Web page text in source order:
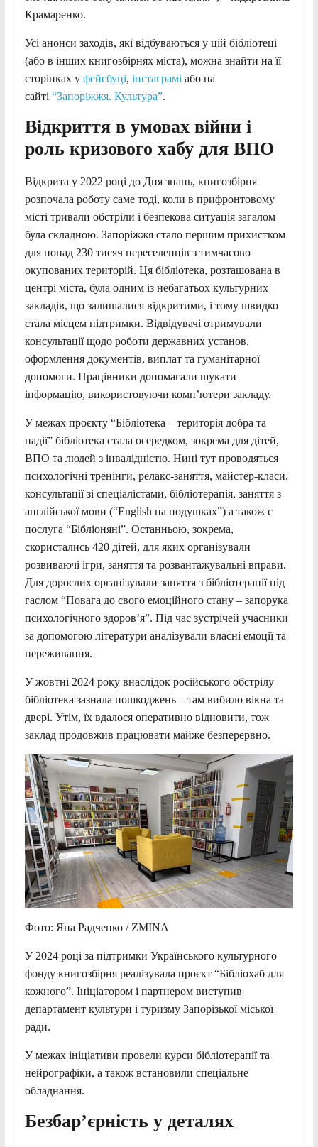
Крамаренко.
Усі анонси заходів, які відбуваються у цій бібліотеці
(або в інших книгозбірнях міста), можна знайти на її
сторінках у фейсбуці, інстаграмі або на
сайті “Запоріжжя. Культура”.
Відкриття в умовах війни і
роль кризового хабу для ВПО
Відкрита у 2022 році до Дня знань, книгозбірня
розпочала роботу саме тоді, коли в прифронтовому
місті тривали обстріли і безпекова ситуація загалом
була складною. Запоріжжя стало першим прихистком
для понад 230 тисяч переселенців з тимчасово
окупованих територій. Ця бібліотека, розташована в
центрі міста, була одним із небагатьох культурних
закладів, що залишалися відкритими, і тому швидко
стала місцем підтримки. Відвідувачі отримували
консультації щодо роботи державних установ,
оформлення документів, виплат та гуманітарної
допомоги. Працівники допомагали шукати
інформацію, використовуючи комп’ютери закладу.
У межах проєкту “Бібліотека – територія добра та
надії” бібліотека стала осередком, зокрема для дітей,
ВПО та людей з інвалідністю. Нині тут проводяться
психологічні тренінги, релакс-заняття, майстер-класи,
консультації зі спеціалістами, бібліотерапія, заняття з
англійської мови (“English на подушках”) а також є
послуга “Бібліоняні”. Останньою, зокрема,
скористались 420 дітей, для яких організували
розвиваючі ігри, заняття та розвантажувальні вправи.
Для дорослих організували заняття з бібліотерапії під
гаслом “Повага до свого емоційного стану – запорука
психологічного здоров’я”. Під час зустрічей учасники
за допомогою літератури аналізували власні емоції та
переживання.
У жовтні 2024 року внаслідок російського обстрілу
бібліотека зазнала пошкоджень – там вибило вікна та
двері. Утім, їх вдалося оперативно відновити, тож
заклад продовжив працювати майже безперервно.
Фото: Яна Радченко / ZMINA
У 2024 році за підтримки Українського культурного
фонду книгозбірня реалізувала проєкт “Бібліохаб для
кожного”. Ініціатором і партнером виступив
департамент культури і туризму Запорізької міської
ради.
У межах ініціативи провели курси бібліотерапії та
нейрографіки, а також встановили спеціальне
обладнання.
Безбарʼєрність у деталях